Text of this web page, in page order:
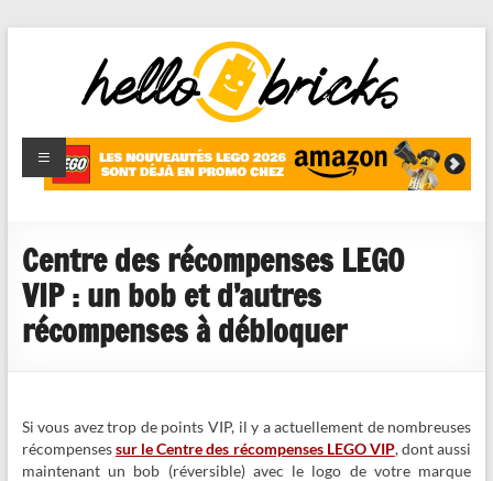
HelloBricks
Blog LEGO,
nouveaut�s
reviews
Centre des récompenses LEGO
VIP : un bob et d’autres
récompenses à débloquer
Si vous avez trop de points VIP, il y a actuellement de nombreuses
récompensessur le Centre des récompenses LEGO VIP, dont aussi
maintenant un bob (réversible) avec le logo de votre marque